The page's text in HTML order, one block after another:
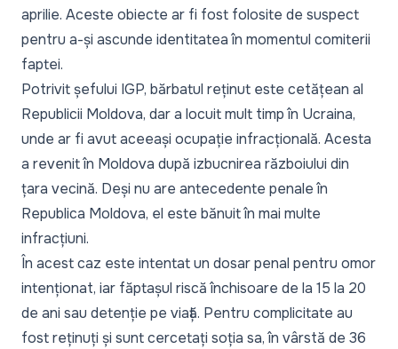
aprilie. Aceste obiecte ar fi fost folosite de suspect
pentru a-și ascunde identitatea în momentul comiterii
faptei.
Potrivit șefului IGP, bărbatul reținut este cetățean al
Republicii Moldova, dar a locuit mult timp în Ucraina,
unde ar fi avut aceeași ocupație infracțională. Acesta
a revenit în Moldova după izbucnirea războiului din
țara vecină. Deși nu are antecedente penale în
Republica Moldova, el este bănuit în mai multe
infracțiuni.
În acest caz este intentat un dosar penal pentru omor
intenționat, iar făptașul riscă închisoare de la 15 la 20
de ani sau detenție pe viață. Pentru complicitate au
fost reținuți și sunt cercetați soția sa, în vârstă de 36